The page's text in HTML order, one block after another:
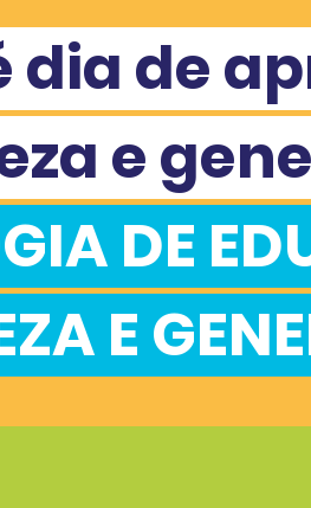
dia de
e
DE
E